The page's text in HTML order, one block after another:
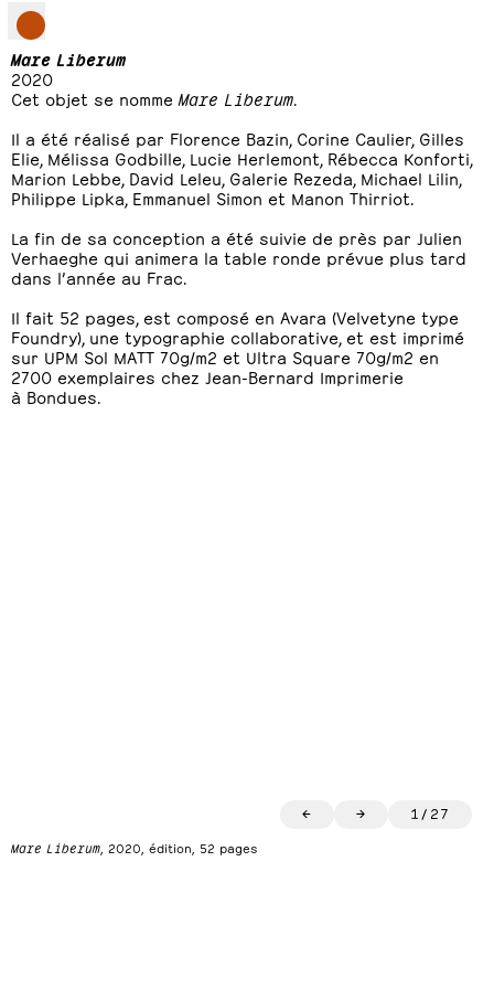
Mare Liberum
2020
Cet objet se nomme Mare Liberum
Il a été réalisé par Florence Bazin, Corine Caulier, Gilles
Elie, Mélissa Godbille, Lucie Herlemont, Rébecca Konforti,
Marion Lebbe, David Leleu, Galerie Rezeda, Michael Lilin,
Philippe Lipka, Emmanuel Simon et Manon Thirriot.
La fin de sa conception a été suivie de près par Julien
Verhaeghe qui animera la table ronde prévue plus tard
dans l’année au Frac.
Il fait 52 pages, est composé en Avara (Velvetyne type
Foundry), une typographie collaborative, et est imprimé
sur UPM Sol MATT 70g/m2 et Ultra Square 70g/m2 en
2700 exemplaires chez Jean-Bernard Imprimerie
à Bondues.
← → 1 / 27
Mare Liberum, 2020, édition, 52 pages